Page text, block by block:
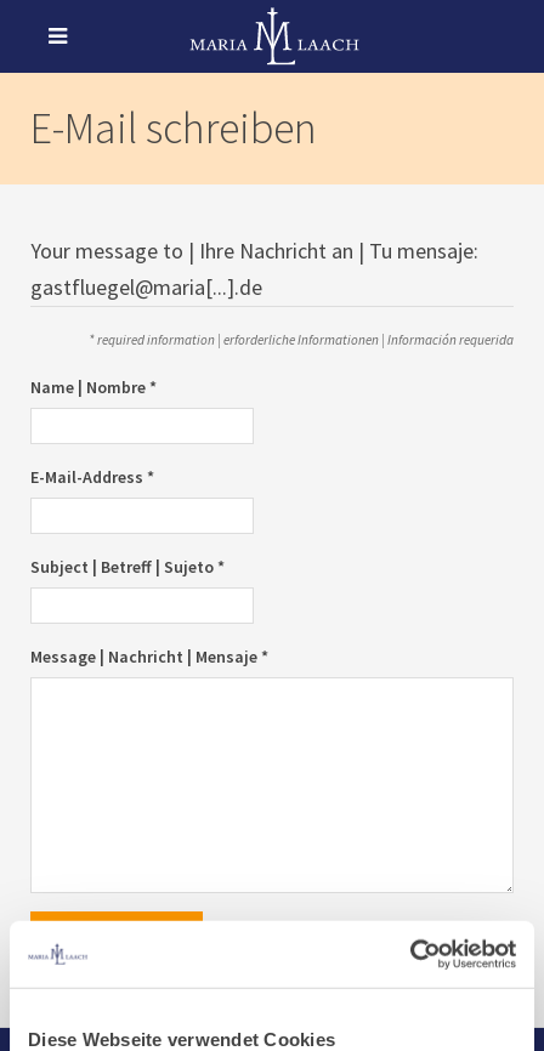
Diese Webseite verwendet Cookies
E-Mail schreiben
Your message to | Ihre Nachricht an | Tu mensaje:
gastfluegel@maria[...].de
* required information | erforderliche Informationen | Información requerida
Name | Nombre *
E-Mail-Address *
Subject | Betreff | Sujeto *
Message | Nachricht | Mensaje *